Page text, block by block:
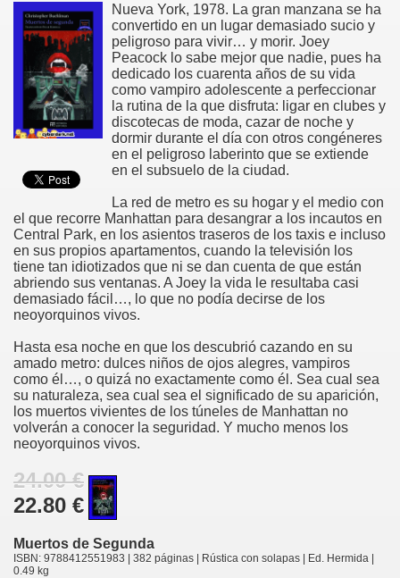
Nueva York, 1978. La gran manzana se ha
convertido en un lugar demasiado sucio y
peligroso para vivir… y morir. Joey
Peacock lo sabe mejor que nadie, pues ha
dedicado los cuarenta años de su vida
como vampiro adolescente a perfeccionar
la rutina de la que disfruta: ligar en clubes y
discotecas de moda, cazar de noche y
dormir durante el día con otros congéneres
en el peligroso laberinto que se extiende
en el subsuelo de la ciudad.
La red de metro es su hogar y el medio con
el que recorre Manhattan para desangrar a los incautos en
Central Park, en los asientos traseros de los taxis e incluso
en sus propios apartamentos, cuando la televisión los
tiene tan idiotizados que ni se dan cuenta de que están
abriendo sus ventanas. A Joey la vida le resultaba casi
demasiado fácil…, lo que no podía decirse de los
neoyorquinos vivos.
Hasta esa noche en que los descubrió cazando en su
amado metro: dulces niños de ojos alegres, vampiros
como él…, o quizá no exactamente como él. Sea cual sea
su naturaleza, sea cual sea el significado de su aparición,
los muertos vivientes de los túneles de Manhattan no
volverán a conocer la seguridad. Y mucho menos los
neoyorquinos vivos.
24.00 €
22.80 €
Muertos de Segunda
ISBN: 9788412551983 | 382 páginas | Rústica con solapas | Ed. Hermida |
0.49 kg